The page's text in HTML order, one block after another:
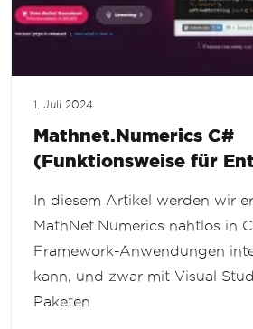
1. Juli 2024
Mathnet.Numerics C#
(Funktionsweise für
In diesem Artikel werden wir
MathNet.Numerics nahtlos in
Framework-Anwendungen
kann, und zwar mit Visual
Paketen